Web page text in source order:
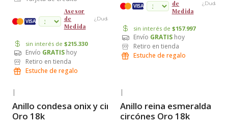
VISA
Asesor
de
Medida
¿Dudas?
sin interés de $215.330
Envío GRATIS hoy
Retiro en tienda
Estuche de regalo
VISA
de
Medida
¿Dudas?
sin interés de $157.997
Envío GRATIS hoy
Retiro en tienda
Estuche de regalo
Envío Gratis
|
Anillo condesa onix y circón
Oro 18k
Envío Gratis
|
Anillo reina esmeralda
circónes Oro 18k